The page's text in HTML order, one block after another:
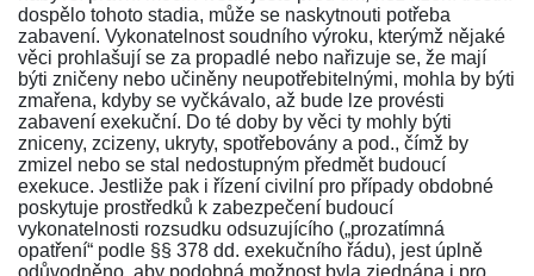
dospělo tohoto stadia, může se naskytnouti potřeba
zabavení. Vykonatelnost soudního výroku, kterýmž nějaké
věci prohlašují se za propadlé nebo nařizuje se, že mají
býti zničeny nebo učiněny neupotřebitelnými, mohla by býti
zmařena, kdyby se vyčkávalo, až bude lze provésti
zabavení exekuční. Do té doby by věci ty mohly býti
zniceny, zcizeny, ukryty, spotřebovány a pod., čímž by
zmizel nebo se stal nedostupným předmět budoucí
exekuce. Jestliže pak i řízení civilní pro případy obdobné
poskytuje prostředků k zabezpečení budoucí
vykonatelnosti rozsudku odsuzujícího („prozatímná
opatření“ podle §§ 378 dd. exekučního řádu), jest úplně
odůvodněno, aby podobná možnost byla zjednána i pro